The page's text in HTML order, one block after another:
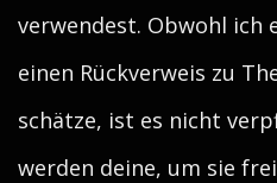
verwendest. Obwohl ich
einen Rückverweis zu
schätze, ist es nicht
werden deine, um sie